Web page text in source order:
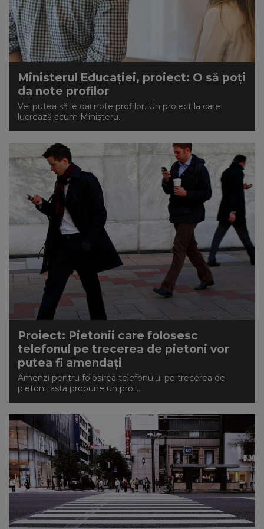
Ministerul Educației, proiect: O să poți
da note profilor
Vei putea să le dai note profilor. Un proiect la care
lucrează acum Ministeru...
Proiect: Pietonii care folosesc
telefonul pe trecerea de pietoni vor
putea fi amendați
Amenzi pentru folosirea telefonului pe trecerea de
pietoni, asta propune un proi...